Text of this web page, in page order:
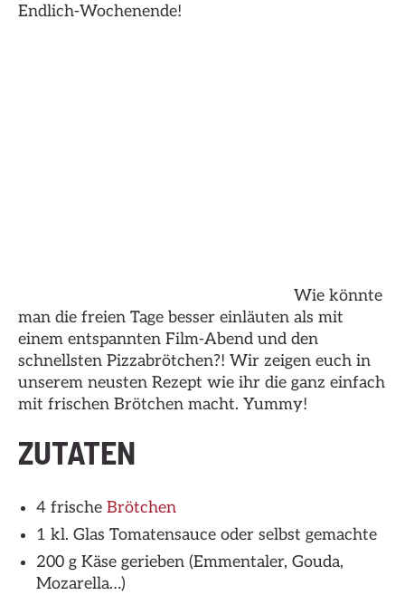
Endlich-Wochenende!
Wie könnte
man die freien Tage besser einläuten als mit
einem entspannten Film-Abend und den
schnellsten Pizzabrötchen?! Wir zeigen euch in
unserem neusten Rezept wie ihr die ganz einfach
mit frischen Brötchen macht. Yummy!
ZUTATEN
4 frische Brötchen
1 kl. Glas Tomatensauce oder selbst gemachte
200 g Käse gerieben (Emmentaler, Gouda,
Mozarella…)